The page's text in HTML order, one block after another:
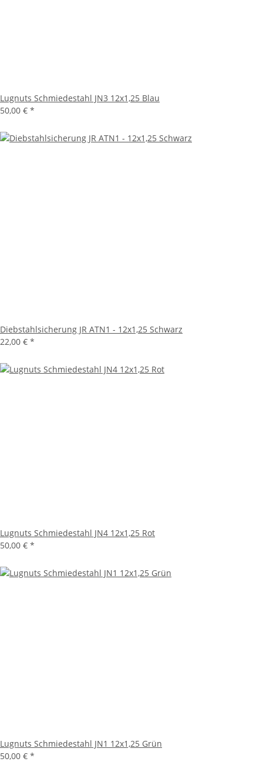
Lugnuts Schmiedestahl JN3 12x1,25 Blau
50,00 € *
Diebstahlsicherung JR ATN1 - 12x1,25 Schwarz
22,00 € *
Lugnuts Schmiedestahl JN4 12x1,25 Rot
50,00 € *
Lugnuts Schmiedestahl JN1 12x1,25 Grün
50,00 € *